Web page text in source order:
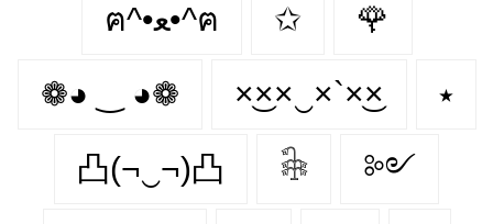
ฅ^•ﻌ•^ฅ ✩ 🌹
❁◕ ‿ ◕❁ ×͜××‿×`×͜× ⭑
凸(¬‿¬)凸 𓇗 ༻